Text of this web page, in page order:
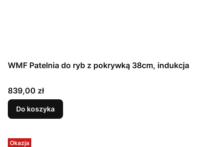
WMF Patelnia do ryb z pokrywką 38cm, indukcja
Cena
839,00 zł
Do koszyka
Okazja